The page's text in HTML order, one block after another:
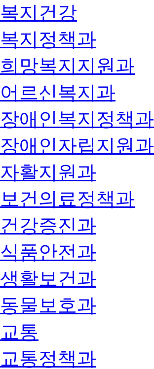
복지건강
복지정책과
희망복지지원과
어르신복지과
장애인복지정책과
장애인자립지원과
자활지원과
보건의료정책과
건강증진과
식품안전과
생활보건과
동물보호과
교통
교통정책과